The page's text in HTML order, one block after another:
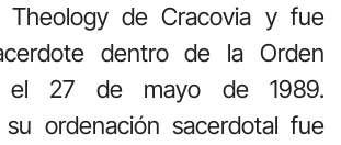
Theology de Cracovia y fue
dentro de la Orden
el 27 de mayo de 1989.
ordenación sacerdotal fue